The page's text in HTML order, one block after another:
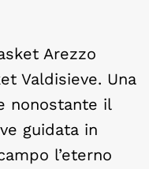
Arezzo
Valdisieve. Una
nonostante il
guidata in
l’eterno